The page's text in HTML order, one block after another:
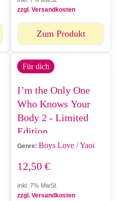
zzgl. Versandkosten
Zum Produkt
Für dich
I’m the Only One
Who Knows Your
Body 2 - Limited
Edition
Genre: Boys Love / Yaoi
12,50 €
inkl. 7% MwSt.
zzgl. Versandkosten